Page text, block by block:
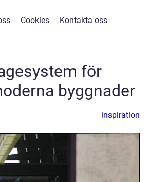
Cookies Kontakta oss
för
byggnader
inspiration